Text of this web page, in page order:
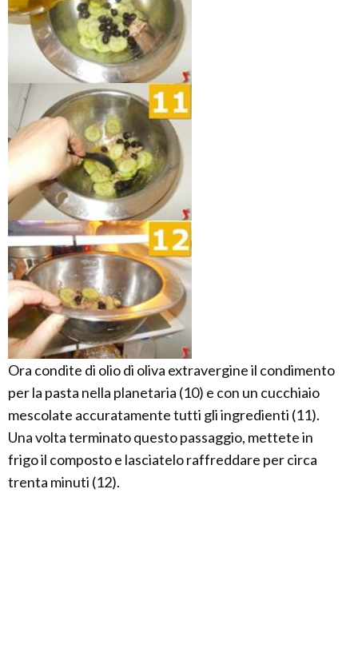
Ora condite di olio di oliva extravergine il condimento
per la pasta nella planetaria (10) e con un cucchiaio
mescolate accuratamente tutti gli ingredienti (11).
Una volta terminato questo passaggio, mettete in
frigo il composto e lasciatelo raffreddare per circa
trenta minuti (12).